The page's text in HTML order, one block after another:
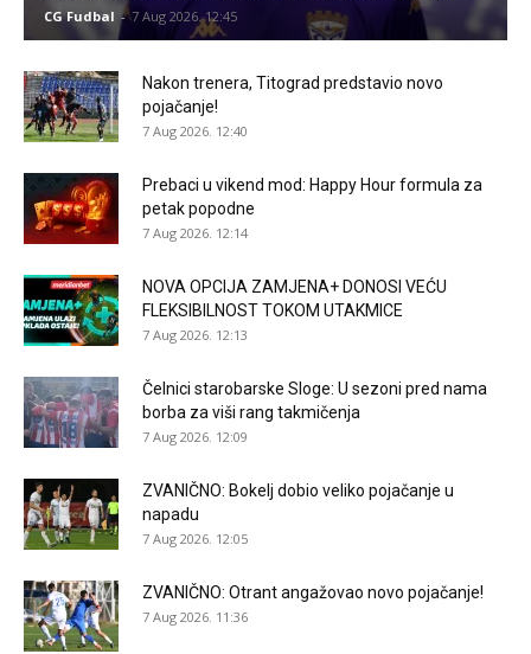
CG Fudbal - 7 Aug 2026. 12:45
Nakon trenera, Titograd predstavio novo
pojačanje!
7 Aug 2026. 12:40
Prebaci u vikend mod: Happy Hour formula za
petak popodne
7 Aug 2026. 12:14
NOVA OPCIJA ZAMJENA+ DONOSI VEĆU
FLEKSIBILNOST TOKOM UTAKMICE
7 Aug 2026. 12:13
Čelnici starobarske Sloge: U sezoni pred nama
borba za viši rang takmičenja
7 Aug 2026. 12:09
ZVANIČNO: Bokelj dobio veliko pojačanje u
napadu
7 Aug 2026. 12:05
ZVANIČNO: Otrant angažovao novo pojačanje!
7 Aug 2026. 11:36